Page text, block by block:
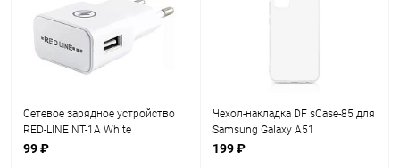
Сетевое зарядное устройство
RED-LINE NT-1A White
(УТ000009406)
99 ₽
Чехол-накладка DF sCase-85 для
Samsung Galaxy A51
199 ₽